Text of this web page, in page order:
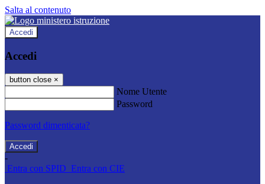
Salta al contenuto
Accedi
Accedi
button close ×
Nome Utente
Password
Password dimenticata?
-
Entra con SPID Entra con CIE